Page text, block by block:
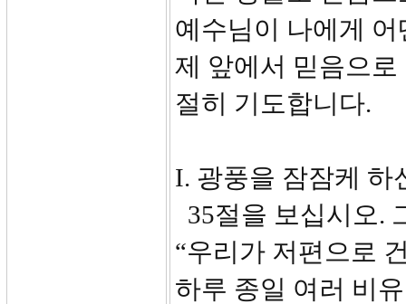
예수님이 나에게
제 앞에서 믿음으
절히 기도합니다.
I. 광풍을 잠잠케 하
35절을 보십시오.
“우리가 저편으로
하루 종일 여러 비